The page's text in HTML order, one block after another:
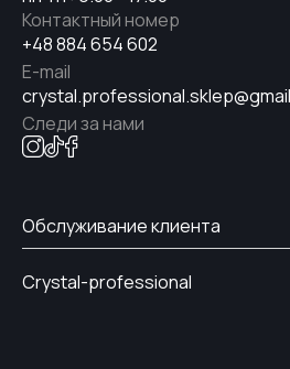
+48 884 654 602
Контактный номер
E-mail
Следи за нами
Обслуживание клиента
Доставка и оплата
Crystal-professional